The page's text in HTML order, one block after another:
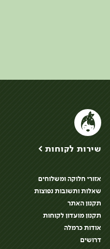
שירות לקוחות >
אזורי חלוקה ומשלוחים
שאלות ותשובות נפוצות
תקנון האתר
תקנון מועדון לקוחות
אודות כרמלה
דרושים